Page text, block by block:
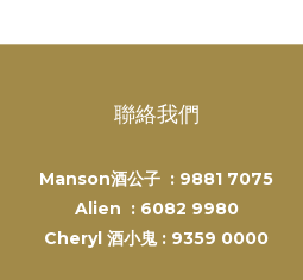
聯絡我們
Manson酒公子 : 9881 7075
Alien : 6082 9980
Cheryl 酒小鬼 : 9359 0000